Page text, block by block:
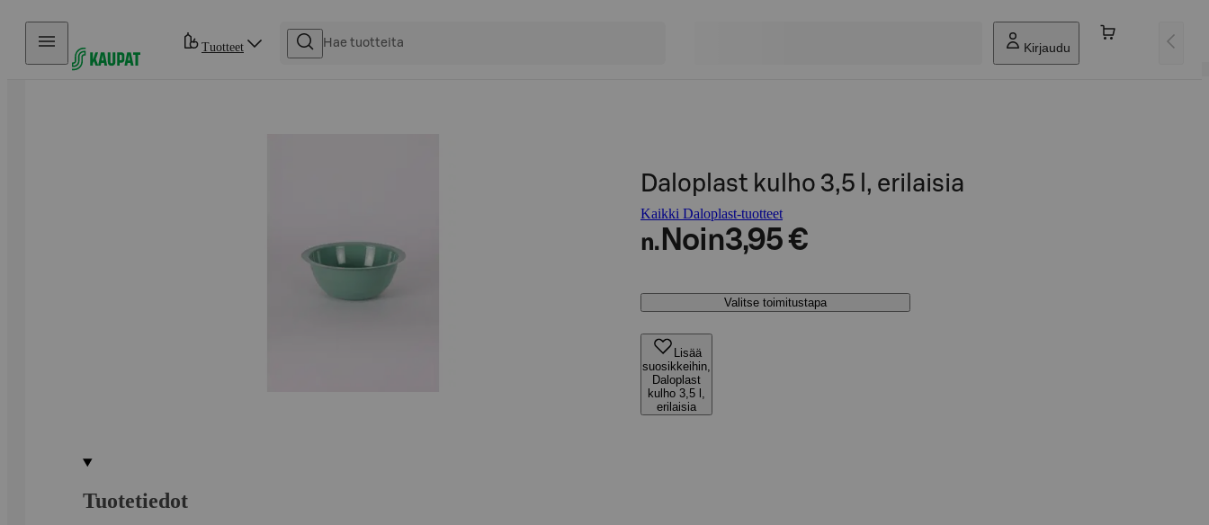
Hyppää sisältöön
Tuotteet Kirjaudu
Daloplast kulho 3,5 l, erilaisia
Kaikki Daloplast-tuotteet
n. Noin3,95 €
Valitse toimitustapa
Lisää
suosikkeihin,
Daloplast
kulho 3,5 l,
erilaisia
Tuotetiedot